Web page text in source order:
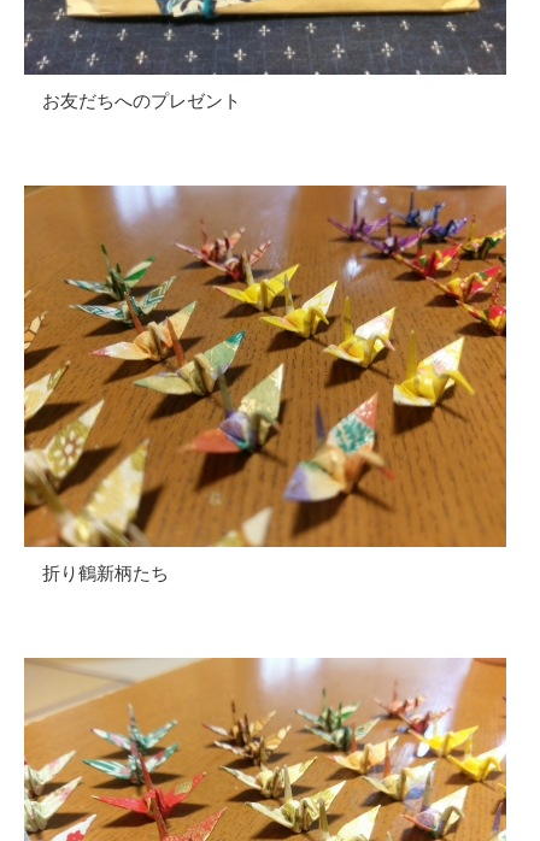
お友だちへのプレゼント
折り鶴新柄たち